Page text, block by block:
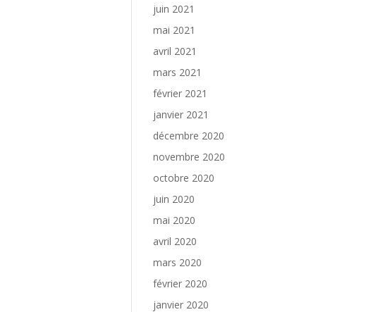
juin 2021
mai 2021
avril 2021
mars 2021
février 2021
janvier 2021
décembre 2020
novembre 2020
octobre 2020
juin 2020
mai 2020
avril 2020
mars 2020
février 2020
janvier 2020